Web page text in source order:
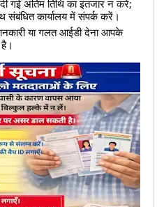
गई अंतिम तिथि का इंतजार न करें;
कार्यालय में संपर्क करें।
या गलत आईडी देना आपके